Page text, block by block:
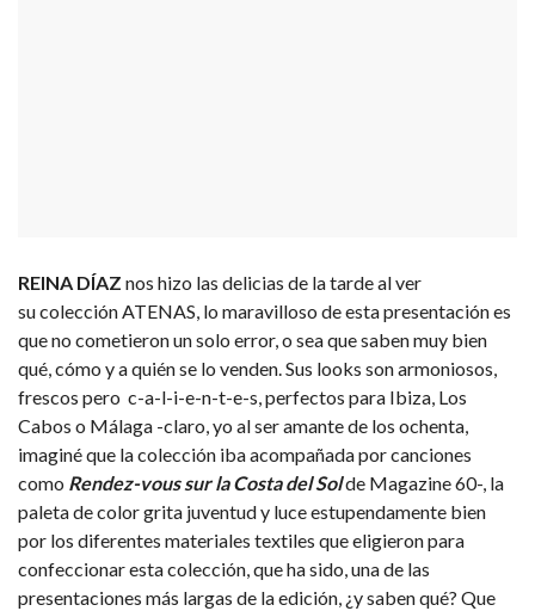
REINA DÍAZ nos hizo las delicias de la tarde al ver
su colección ATENAS, lo maravilloso de esta presentación es
que no cometieron un solo error, o sea que saben muy bien
qué, cómo y a quién se lo venden. Sus looks son armoniosos,
frescos pero c-a-l-i-e-n-t-e-s, perfectos para Ibiza, Los
Cabos o Málaga -claro, yo al ser amante de los ochenta,
imaginé que la colección iba acompañada por canciones
como Rendez-vous sur la Costa del Solde Magazine 60-, la
paleta de color grita juventud y luce estupendamente bien
por los diferentes materiales textiles que eligieron para
confeccionar esta colección, que ha sido, una de las
presentaciones más largas de la edición, ¿y saben qué? Que